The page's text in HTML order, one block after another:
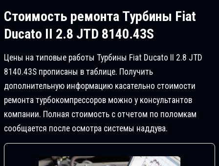
Стоимость ремонта Турбины Fiat
Ducatо II 2.8 JTD 8140.43S
Цены на типовые работы Турбины Fiat Ducatо II 2.8 JTD
8140.43S прописаны в таблице. Получить
дополнительную информацию касательно стоимости
ремонта турбокомпрессоров можно у консультантов
компании. Полная стоимость с отчетом по поломкам
сообщается после осмотра системы наддува.